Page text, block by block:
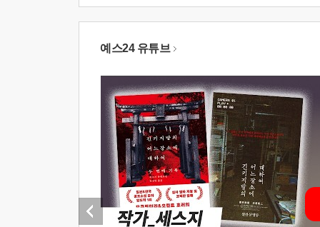
예스24 유튜브